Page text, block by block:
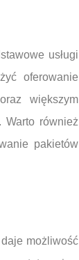
usługi
oferowanie
większym
Warto również
pakietów
możliwość